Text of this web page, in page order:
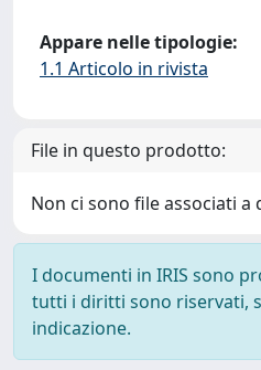
Appare nelle tipologie:
1.1 Articolo in rivista
File in questo prodotto:
Non ci sono file associati
I documenti in IRIS sono
tutti i diritti sono riservati,
indicazione.